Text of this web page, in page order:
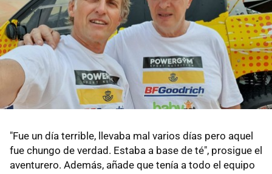
"Fue un día terrible, llevaba mal varios días pero aquel
fue chungo de verdad. Estaba a base de té", prosigue el
aventurero. Además, añade que tenía a todo el equipo